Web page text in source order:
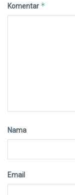
Komentar *
Nama
Email